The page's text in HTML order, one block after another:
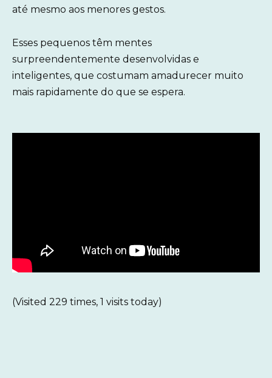
até mesmo aos menores gestos.
Esses pequenos têm mentes
surpreendentemente desenvolvidas e
inteligentes, que costumam amadurecer muito
mais rapidamente do que se espera.
(Visited 229 times, 1 visits today)